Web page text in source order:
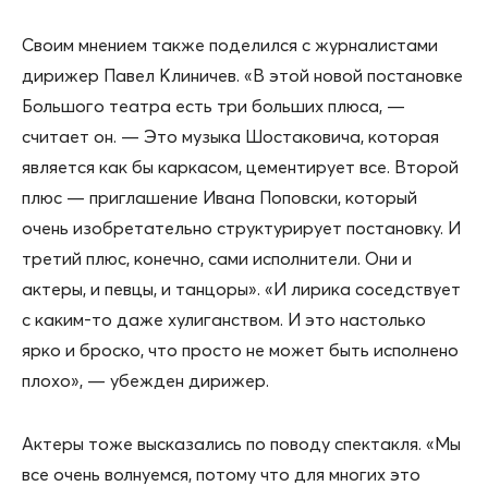
Своим мнением также поделился с журналистами
дирижер Павел Клиничев. «В этой новой постановке
Большого театра есть три больших плюса, —
считает он. — Это музыка Шостаковича, которая
является как бы каркасом, цементирует все. Второй
плюс — приглашение Ивана Поповски, который
очень изобретательно структурирует постановку. И
третий плюс, конечно, сами исполнители. Они и
актеры, и певцы, и танцоры». «И лирика соседствует
с каким-то даже хулиганством. И это настолько
ярко и броско, что просто не может быть исполнено
плохо», — убежден дирижер.
Актеры тоже высказались по поводу спектакля. «Мы
все очень волнуемся, потому что для многих это